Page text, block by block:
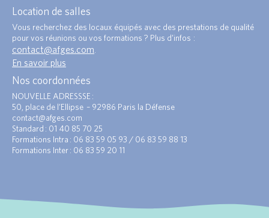
Location de salles
Vous recherchez des locaux équipés avec des prestations de qualité
pour vos réunions ou vos formations ? Plus d’infos :
contact@afges.com.
En savoir plus
Nos coordonnées
NOUVELLE ADRESSSE :
50, place de l’Ellipse – 92986 Paris la Défense
contact@afges.com
Standard : 01 40 85 70 25
Formations Intra : 06 83 59 05 93 / 06 83 59 88 13
Formations Inter : 06 83 59 20 11